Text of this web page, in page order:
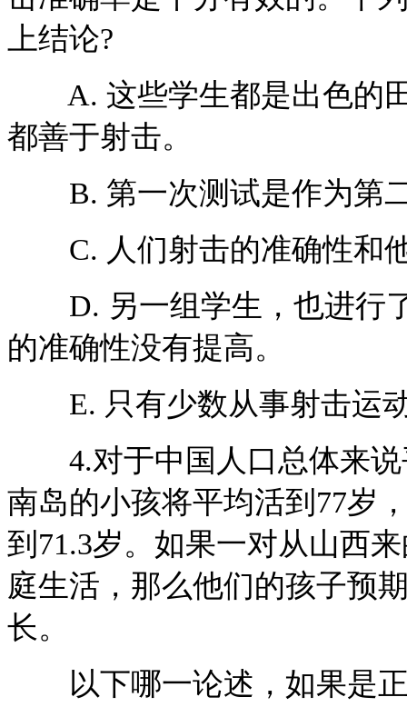
上结论?
A. 这些学生都是出色的田
都善于射击。
B. 第一次测试是作为第
C. 人们射击的准确性和
D. 另一组学生，也进行了
的准确性没有提高。
E. 只有少数从事射击运动
4.对于中国人口总体来说
南岛的小孩将平均活到77岁
到71.3岁。如果一对从山西
庭生活，那么他们的孩子预
长。
以下哪一论述，如果是正